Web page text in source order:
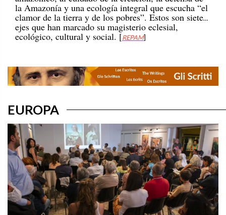
clamor de la tierra y de los pobres”. Estos son siete
ejes que han marcado su magisterio eclesial,
ecológico, cultural y social. [REPAM]